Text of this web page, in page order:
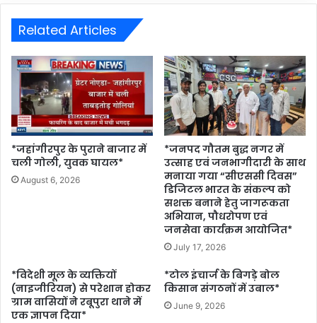
Related Articles
*जहांगीरपुर के पुराने बाजार में
चली गोली, युवक घायल*
August 6, 2026
*जनपद गौतम बुद्ध नगर में
उत्साह एवं जनभागीदारी के साथ
मनाया गया “सीएससी दिवस”
डिजिटल भारत के संकल्प को
सशक्त बनाने हेतु जागरूकता
अभियान, पौधरोपण एवं
जनसेवा कार्यक्रम आयोजित*
July 17, 2026
*विदेशी मूल के व्यक्तियों
(नाइजीरियन) से परेशान होकर
ग्राम वासियों ने रबूपुरा थाने में
एक ज्ञापन दिया*
*टोल इंचार्ज के बिगड़े बोल
किसान संगठनों में उबाल*
June 9, 2026